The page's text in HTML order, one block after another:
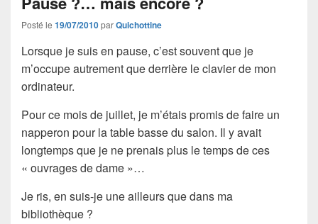
Posté le 19/07/2010parQuichottine
Lorsque je suis en pause, c’est souvent que je
m’occupe autrement que derrière le clavier de mon
ordinateur.
Pour ce mois de juillet, je m’étais promis de faire un
napperon pour la table basse du salon. Il y avait
longtemps que je ne prenais plus le temps de ces
« ouvrages de dame »…
Je ris, en suis-je une ailleurs que dans ma
bibliothèque ?